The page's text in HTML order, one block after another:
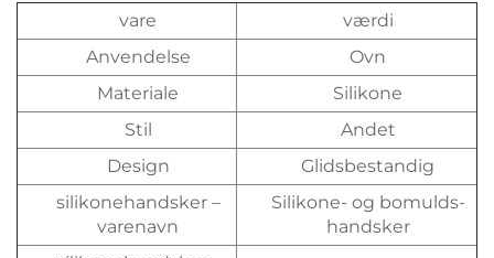
vare
værdi
Anvendelse
Ovn
Materiale
Silikone
Stil
Andet
Design
Glidsbestandig
silikonehandsker –
varenavn
Silikone- og bomulds-
handsker